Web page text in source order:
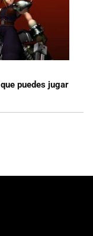
puedes jugar